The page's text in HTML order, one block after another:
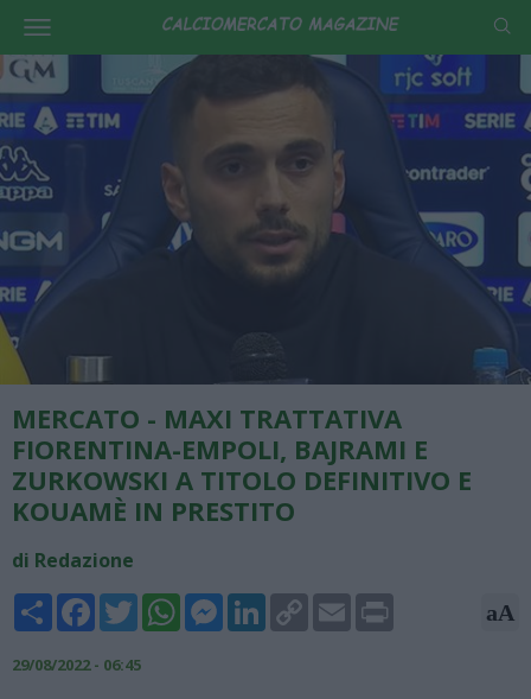
MERCATO - MAXI TRATTATIVA
FIORENTINA-EMPOLI, BAJRAMI E
ZURKOWSKI A TITOLO DEFINITIVO E
KOUAMÈ IN PRESTITO
di Redazione
Share FacebookTwitterWhatsAppMessengerLinkedInCopy
Link
Email aA
29/08/2022 - 06:45